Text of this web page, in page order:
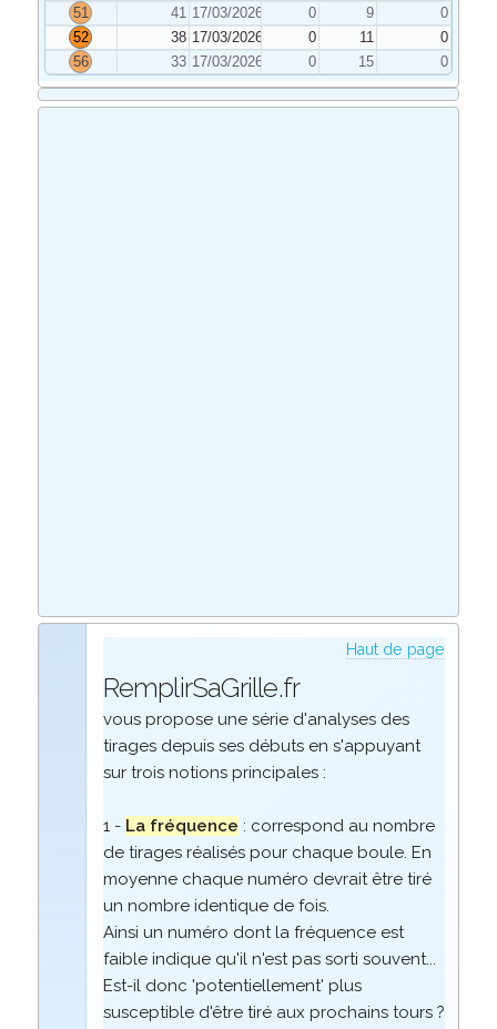
51
41 17/03/2026 0 9
0
52
38 17/03/2026 0 11
0
56
33 17/03/2026 0 15 0
Haut de page
RemplirSaGrille.fr
vous propose une série d'analyses des
tirages depuis ses débuts en s'appuyant
sur trois notions principales :
1 - La fréquence : correspond au nombre
de tirages réalisés pour chaque boule. En
moyenne chaque numéro devrait être tiré
un nombre identique de fois.
Ainsi un numéro dont la fréquence est
faible indique qu'il n'est pas sorti souvent...
Est-il donc 'potentiellement' plus
susceptible d'être tiré aux prochains tours ?